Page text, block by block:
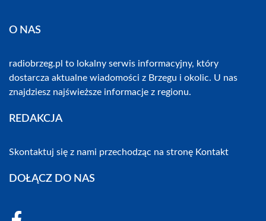
O NAS
radiobrzeg.pl to lokalny serwis informacyjny, który
dostarcza aktualne wiadomości z Brzegu i okolic. U nas
znajdziesz najświeższe informacje z regionu.
REDAKCJA
Skontaktuj się z nami przechodząc na stronę Kontakt
DOŁĄCZ DO NAS